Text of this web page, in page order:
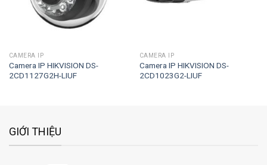
CAMERA IP
Camera IP HIKVISION DS-
2CD1127G2H-LIUF
CAMERA IP
Camera IP HIKVISION DS-
2CD1023G2-LIUF
GIỚI THIỆU